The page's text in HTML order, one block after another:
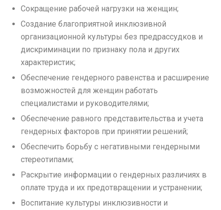
Сокращение рабочей нагрузки на женщин;
Создание благоприятной инклюзивной
организационной культуры без предрассудков и
дискриминации по признаку пола и других
характеристик;
Обеспечение гендерного равенства и расширение
возможностей для женщин работать
специалистами и руководителями;
Обеспечение равного представительства и учета
гендерных факторов при принятии решений;
Обеспечить борьбу с негативными гендерными
стереотипами;
Раскрытие информации о гендерных различиях в
оплате труда и их предотвращении и устранении;
Воспитание культуры инклюзивности и